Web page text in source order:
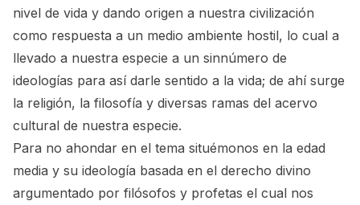
nivel de vida y dando origen a nuestra civilización
como respuesta a un medio ambiente hostil, lo cual a
llevado a nuestra especie a un sinnúmero de
ideologías para así darle sentido a la vida; de ahí surge
la religión, la filosofía y diversas ramas del acervo
cultural de nuestra especie.
Para no ahondar en el tema situémonos en la edad
media y su ideología basada en el derecho divino
argumentado por filósofos y profetas el cual nos